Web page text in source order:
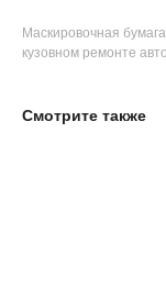
Маскировочная
кузовном ремонте
Смотрите также